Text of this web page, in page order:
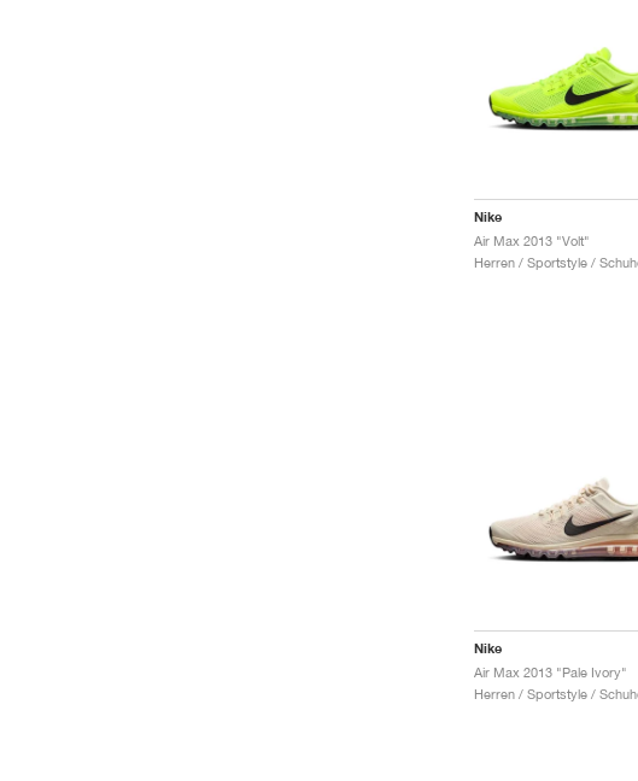
Nike
Air Max 2013 "Volt"
Herren / Sportstyle /
Nike
Air Max 2013 "Pale Ivory"
Herren / Sportstyle /